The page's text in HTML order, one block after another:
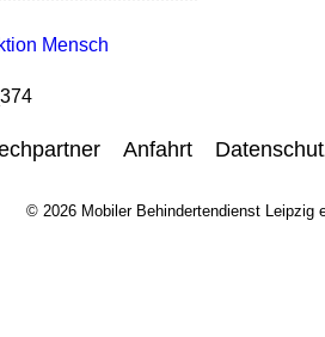
Anfahrt
© 2026 Mobiler Behindertendienst Leipzig